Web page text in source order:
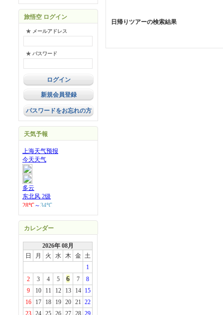
旅悟空 ログイン
★ メールアドレス
★ パスワード
新規会員登録
パスワードをお忘れの方
天気予報
カレンダー
2026年 08月
日
月 火 水 木 金 土
1
2
3 4 5 6 7
8
9
10 11 12 13 14
15
16
17 18 19 20 21 22
23
24 25 26 27 28 29
日帰りツアーの検索結果